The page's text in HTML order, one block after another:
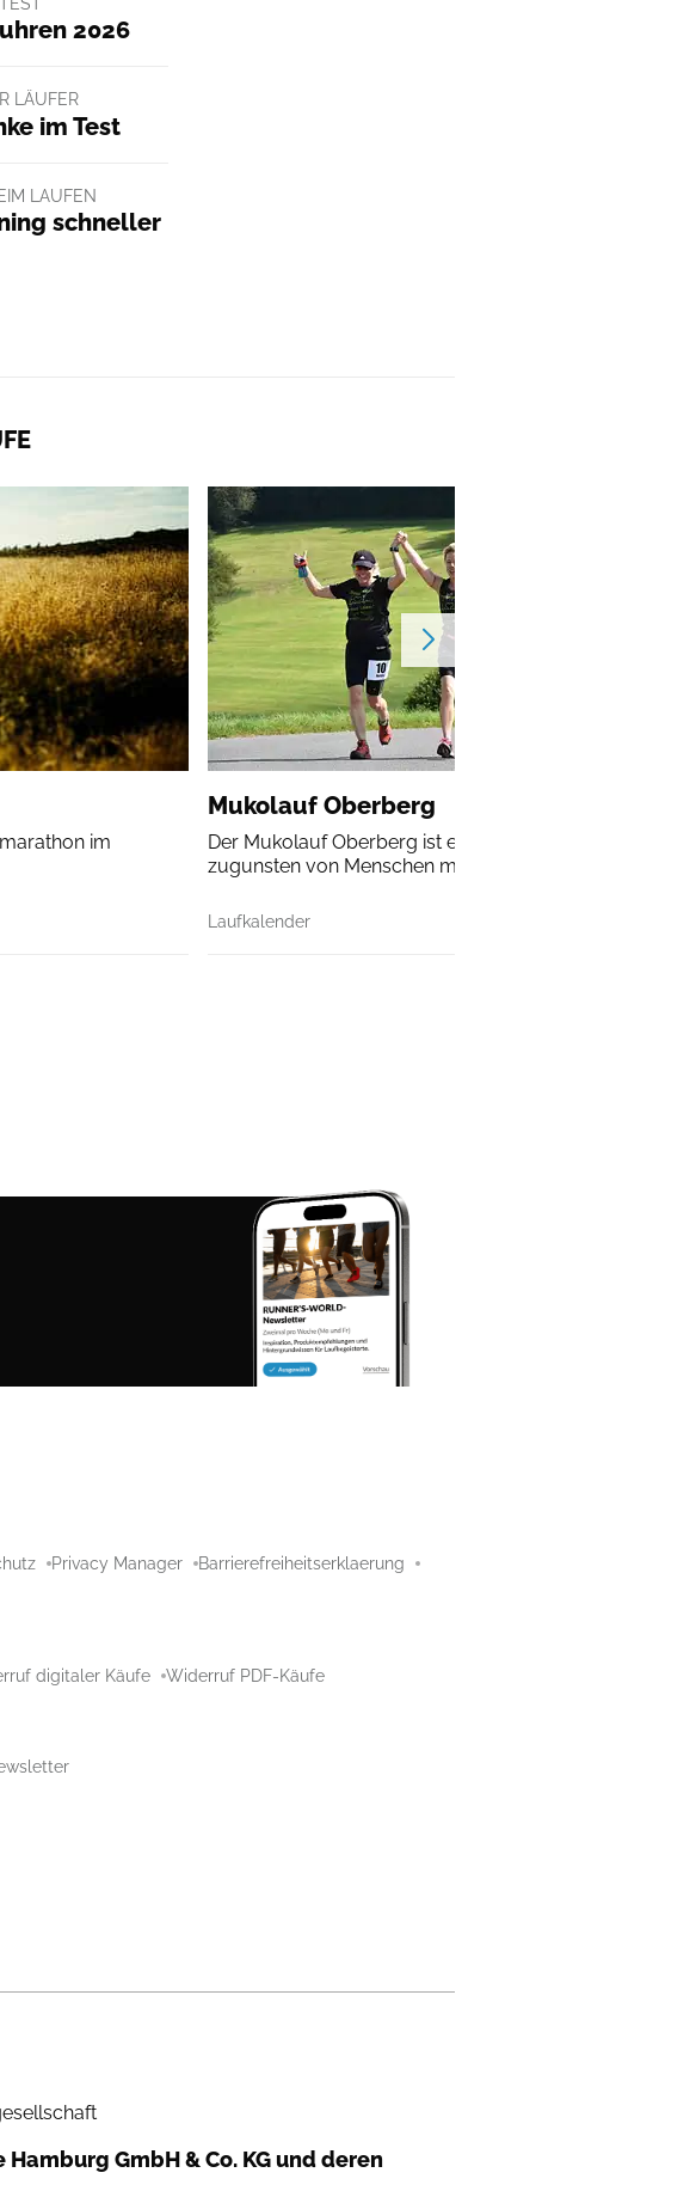
2026
LÄUFER
im Test
LAUFEN
schneller
im
Mukolauf Oberberg
Der Mukolauf Oberberg ist ein Landschafts-Benefizlauf
zugunsten von Menschen mit Mukoviszidose.
Laufkalender
Privacy Manager
Barrierefreiheitserklaerung
digitaler Käufe Widerruf PDF-Käufe
GmbH & Co. KG und deren